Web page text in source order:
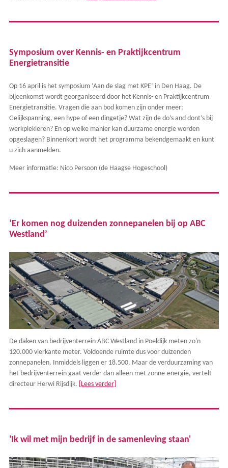
Symposium over Kennis- en Praktijkcentrum
Energietransitie
Op 16 april is het symposium ‘Aan de slag met KPE’ in Den Haag. De
bijeenkomst wordt georganiseerd door het Kennis- en Praktijkcentrum
Energietransitie. Vragen die aan bod komen zijn onder meer:
Gelijkspanning, een hype of een dingetje? Wat zijn de do’s and dont’s bij
werkplekleren? En op welke manier kan duurzame energie worden
opgeslagen? Binnenkort wordt het programma bekendgemaakt en kunt
u zich aanmelden.
Meer informatie: Nico Persoon (de Haagse Hogeschool)
‘Er komen nog duizenden zonnepanelen bij op ABC
Westland’
De daken van bedrijventerrein ABC Westland in Poeldijk meten zo'n
120.000 vierkante meter. Voldoende ruimte dus voor duizenden
zonnepanelen. Inmiddels liggen er 18.500. Maar de verduurzaming van
het bedrijventerrein gaat verder dan alleen met zonne-energie, vertelt
directeur Herwi Rijsdijk. [Lees verder]
'Ik wil met mijn bedrijf in de samenleving staan'